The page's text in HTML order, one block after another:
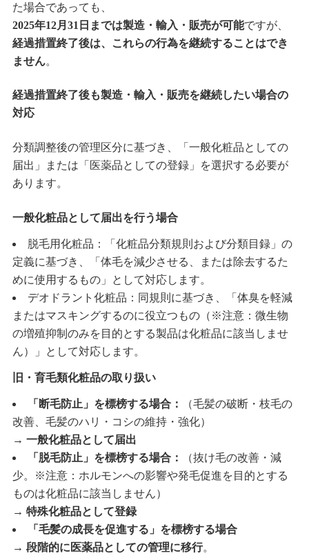
た場合であっても、
2025年12月31日までは製造・輸入・販売が可能ですが、
経過措置終了後は、これらの行為を継続することはでき
ません。
経過措置終了後も製造・輸入・販売を継続したい場合の
対応
分類調整後の管理区分に基づき、「一般化粧品としての
届出」または「医薬品としての登録」を選択する必要が
あります。
一般化粧品として届出を行う場合
脱毛用化粧品：「化粧品分類規則および分類目録」の
定義に基づき、「体毛を減少させる、または除去するた
めに使用するもの」として対応します。
デオドラント化粧品：同規則に基づき、「体臭を軽減
またはマスキングするのに役立つもの（※注意：微生物
の増殖抑制のみを目的とする製品は化粧品に該当しませ
ん）」として対応します。
旧・育毛類化粧品の取り扱い
「断毛防止」を標榜する場合：
（毛髪の破断・枝毛の
改善、毛髪のハリ・コシの維持・強化）
→ 一般化粧品として届出
「脱毛防止」を標榜する場合：
（抜け毛の改善・減
少。※注意：ホルモンへの影響や発毛促進を目的とする
ものは化粧品に該当しません）
→ 特殊化粧品として登録
「毛髪の成長を促進する」を標榜する場合
→ 段階的に医薬品としての管理に移行。